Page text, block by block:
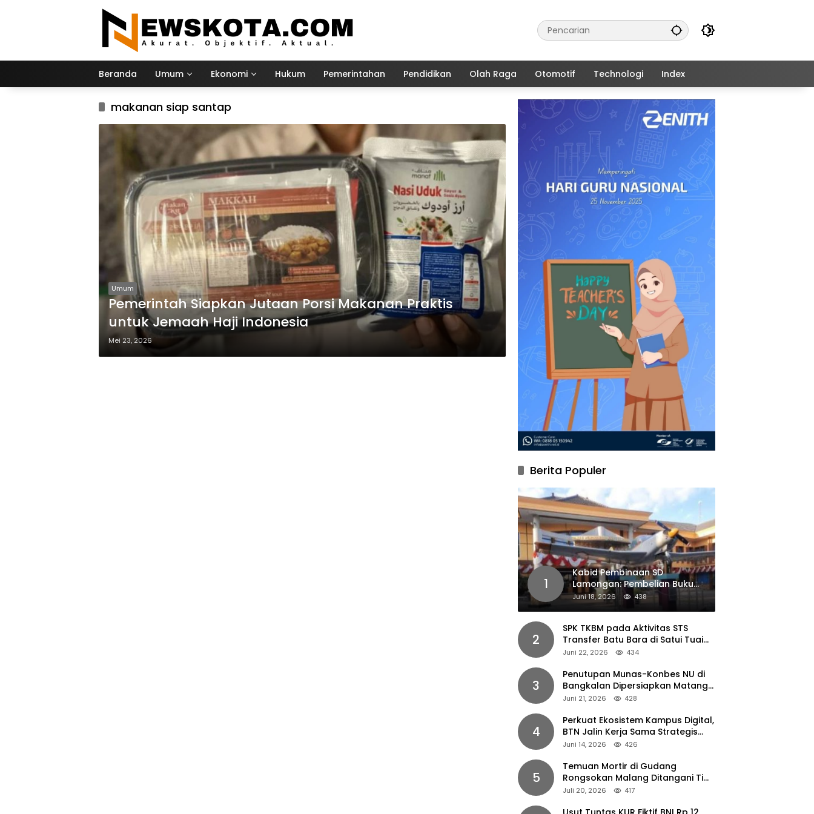
Beranda Umum Ekonomi Hukum Pemerintahan Pendidikan Olah Raga Otomotif Technologi Index
makanan siap santap
Umum
Pemerintah Siapkan Jutaan Porsi Makanan Praktis
untuk Jemaah Haji Indonesia
Mei 23, 2026
Berita Populer
1
Kabid Pembinaan SD
Lamongan: Pembelian Buku
Pendamping Tidak Boleh
Dipaksakan
Juni 18, 2026 438
2
SPK TKBM pada Aktivitas STS
Transfer Batu Bara di Satui Tuai
Sorotan
Juni 22, 2026 434
3
Penutupan Munas-Konbes NU di
Bangkalan Dipersiapkan Matang,
Gus Ipul Turun Tangan
Juni 21, 2026 428
4
Perkuat Ekosistem Kampus Digital,
BTN Jalin Kerja Sama Strategis
dengan UNAIR
Juni 14, 2026 426
5
Temuan Mortir di Gudang
Rongsokan Malang Ditangani Tim
Gegana Polda Jatim
Juli 20, 2026 417